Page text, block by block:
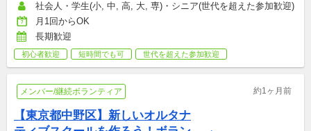
社会人・学生(小, 中, 高, 大, 専)・シニア(世代を超えた参加歓迎)
月1回からOK
長期歓迎
初心者歓迎 短時間でも可 世代を超えた参加歓迎
メンバー/継続ボランティア 約1ヶ月前
【東京都中野区】新しいオルタナ